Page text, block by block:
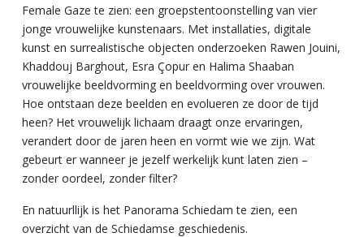
Female Gaze te zien: een groepstentoonstelling van vier
jonge vrouwelijke kunstenaars. Met installaties, digitale
kunst en surrealistische objecten onderzoeken Rawen Jouini,
Khaddouj Barghout, Esra Çopur en Halima Shaaban
vrouwelijke beeldvorming en beeldvorming over vrouwen.
Hoe ontstaan deze beelden en evolueren ze door de tijd
heen? Het vrouwelijk lichaam draagt onze ervaringen,
verandert door de jaren heen en vormt wie we zijn. Wat
gebeurt er wanneer je jezelf werkelijk kunt laten zien –
zonder oordeel, zonder filter?
En natuurllijk is het Panorama Schiedam te zien, een
overzicht van de Schiedamse geschiedenis.